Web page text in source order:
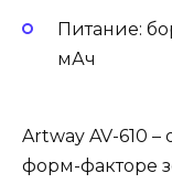
Питание:
мАч
Artway AV-610
форм-факторе